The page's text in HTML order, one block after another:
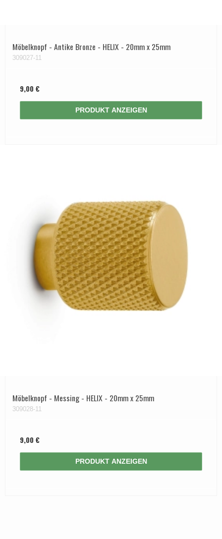
Möbelknopf - Antike Bronze - HELIX - 20mm x 25mm
309027-11
9,00 €
PRODUKT ANZEIGEN
Möbelknopf - Messing - HELIX - 20mm x 25mm
309028-11
9,00 €
PRODUKT ANZEIGEN